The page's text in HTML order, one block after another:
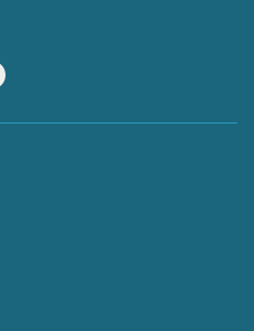
Instagram